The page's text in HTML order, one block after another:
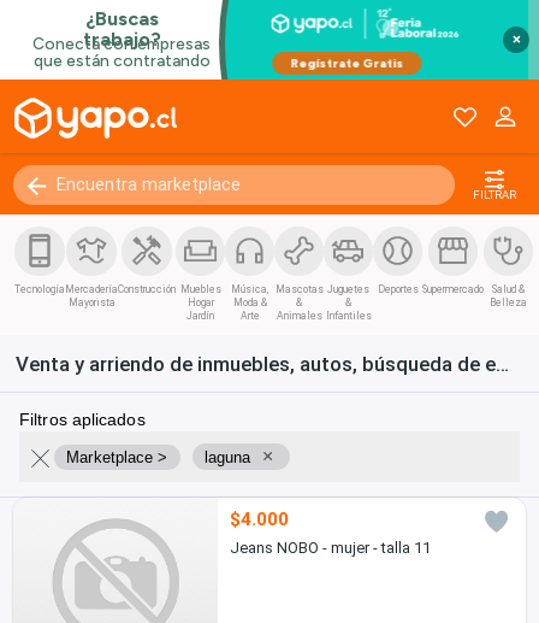
×
FILTRAR
Tecnología Mercadería
Mayorista
Construcción Muebles
Hogar
Jardín
Música,
Moda &
Arte
Mascotas
&
Animales
Juguetes
&
Infantiles
Deportes Supermercado
Salud &
Belleza
Venta y arriendo de inmuebles, autos, búsqueda de empleo y bienes de consumo en Chile
Filtros aplicados
Marketplace > laguna ×
$4.000
Jeans NOBO - mujer - talla 11